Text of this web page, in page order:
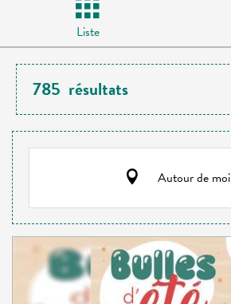
Liste
785 résultats
Autour de moi